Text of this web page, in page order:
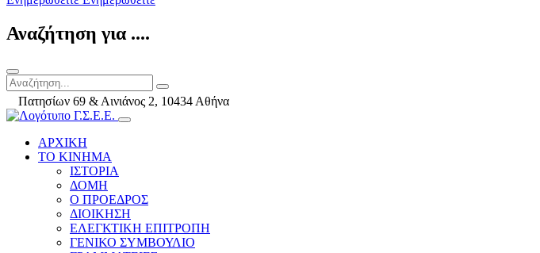
Αναζήτηση για ....
Πατησίων 69 & Αινιάνος 2, 10434 Αθήνα
ΑΡΧΙΚΗ
ΤΟ ΚΙΝΗΜΑ
ΙΣΤΟΡΙΑ
ΔΟΜΗ
Ο ΠΡΟΕΔΡΟΣ
ΔΙΟΙΚΗΣΗ
ΕΛΕΓΚΤΙΚΗ ΕΠΙΤΡΟΠΗ
ΓΕΝΙΚΟ ΣΥΜΒΟΥΛΙΟ